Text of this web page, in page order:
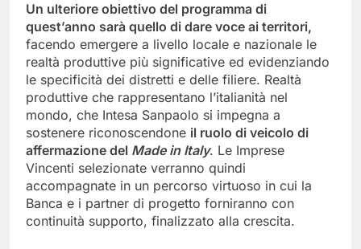
Un ulteriore obiettivo del programma di
quest’anno sarà quello di dare voce ai territori,
facendo emergere a livello locale e nazionale le
realtà produttive più significative ed evidenziando
le specificità dei distretti e delle filiere. Realtà
produttive che rappresentano l’italianità nel
mondo, che Intesa Sanpaolo si impegna a
sostenere riconoscendone il ruolo di veicolo di
affermazione del Made in Italy. Le Imprese
Vincenti selezionate verranno quindi
accompagnate in un percorso virtuoso in cui la
Banca e i partner di progetto forniranno con
continuità supporto, finalizzato alla crescita.